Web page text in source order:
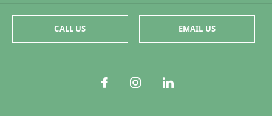
CALL US EMAIL US